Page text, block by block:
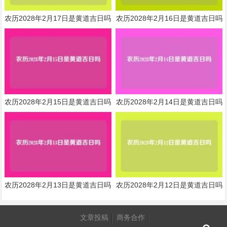
农历2028年2月17日是黄道吉日吗 农历2028年2月16日是黄道吉日吗
农历2028年2月15日是黄道吉日吗 农历2028年2月14日是黄道吉日吗
农历2028年2月13日是黄道吉日吗 农历2028年2月12日是黄道吉日吗
文章投稿 商务合作